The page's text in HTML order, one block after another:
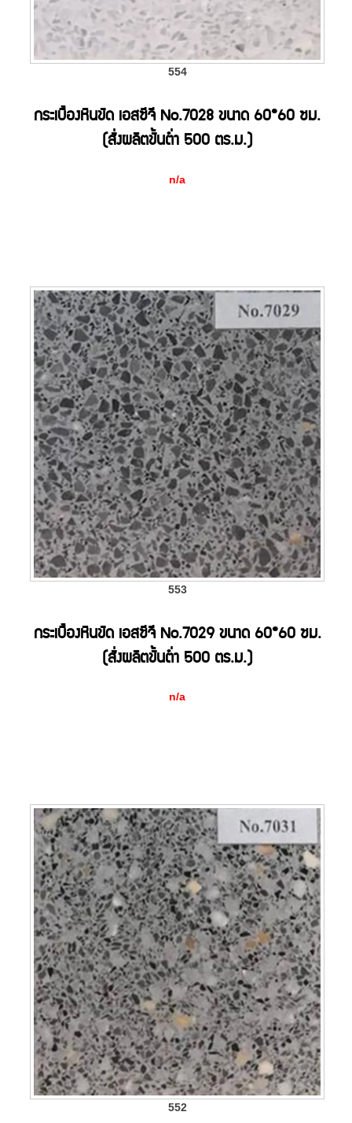
554
กระเบื้องหินขัด เอสซีจี No.7028 ขนาด 60*60 ซม.
(สั่งผลิตขั้นต่ำ 500 ตร.ม.)
n/a
553
กระเบื้องหินขัด เอสซีจี No.7029 ขนาด 60*60 ซม.
(สั่งผลิตขั้นต่ำ 500 ตร.ม.)
n/a
552